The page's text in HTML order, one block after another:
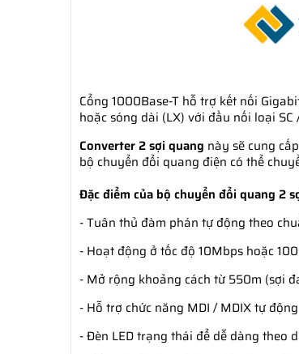
Cổng 1000Base-T hỗ trợ kết nối
hoặc sóng dài (LX) với đầu nối loại
Converter 2 sợi quang này sẽ cung
bộ chuyển đổi quang điện có thể
Đặc điểm của bộ chuyển đổi quang 2
- Tuân thủ đàm phán tự động theo
- Hoạt động ở tốc độ 10Mbps hoặc
- Mở rộng khoảng cách từ 550m (sợi
- Hỗ trợ chức năng MDI / MDIX tự động
- Đèn LED trạng thái để dễ dàng theo